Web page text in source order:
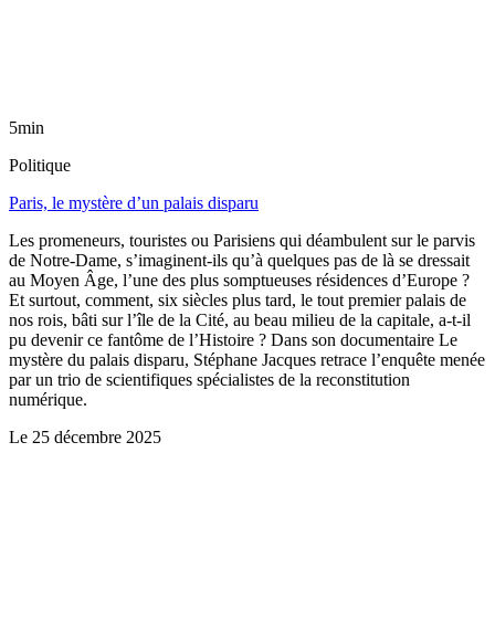
5min
Politique
Paris, le mystère d’un palais disparu
Les promeneurs, touristes ou Parisiens qui déambulent sur le parvis
de Notre-Dame, s’imaginent-ils qu’à quelques pas de là se dressait
au Moyen Âge, l’une des plus somptueuses résidences d’Europe ?
Et surtout, comment, six siècles plus tard, le tout premier palais de
nos rois, bâti sur l’île de la Cité, au beau milieu de la capitale, a-t-il
pu devenir ce fantôme de l’Histoire ? Dans son documentaire Le
mystère du palais disparu, Stéphane Jacques retrace l’enquête menée
par un trio de scientifiques spécialistes de la reconstitution
numérique.
Le 25 décembre 2025